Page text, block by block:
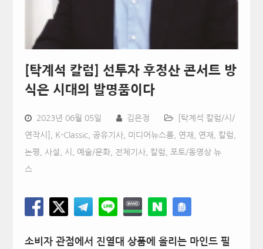
[탁계석 칼럼] 선투자 후정산 콘서트 방
식은 시대의 발명품이다
2023년 06월 05일 김은정 [탁계석 칼럼/시/
연작시] K-Classic, 공유기사, 미디어뉴스룸, 연재 연재, 칼럼,
논평, 사설, 시 예술/문화, 전체기사, 칼럼 포토/동영상 뉴
스
소비자 관점에서 진열대 상품에 올리는 마인드 필